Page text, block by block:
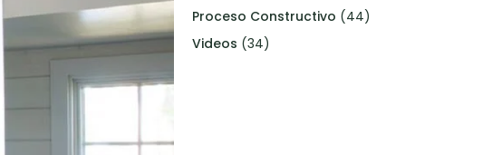
Proceso Constructivo (44)
Videos (34)